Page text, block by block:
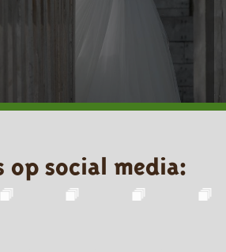
op social media: